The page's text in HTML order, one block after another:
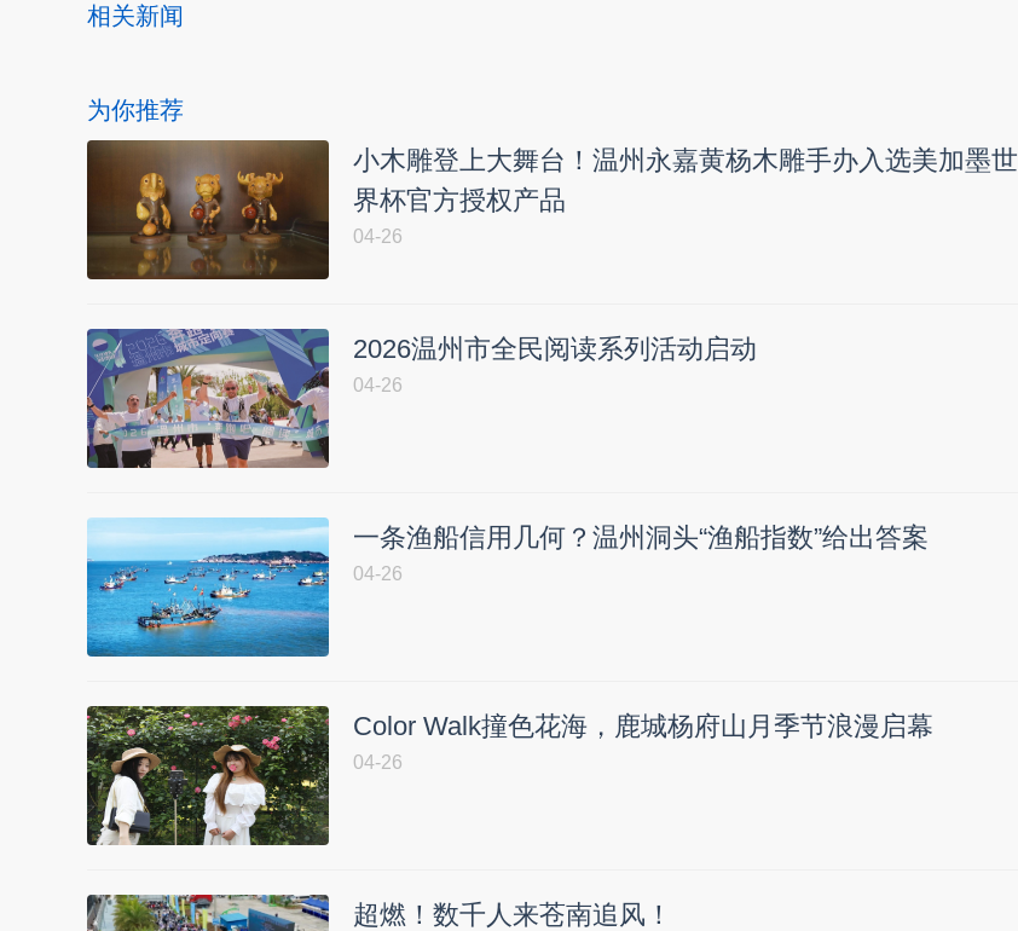
相关新闻
为你推荐
小木雕登上大舞台！温州永嘉黄杨木雕手办入选美加墨世
界杯官方授权产品
04-26
2026温州市全民阅读系列活动启动
04-26
一条渔船信用几何？温州洞头“渔船指数”给出答案
04-26
Color Walk撞色花海，鹿城杨府山月季节浪漫启幕
04-26
超燃！数千人来苍南追风！